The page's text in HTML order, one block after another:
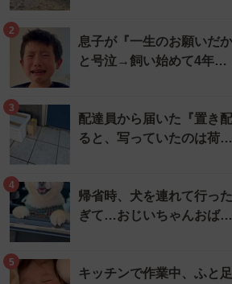
2
息子が『一生のお願いだ
と号泣→飼い始めて4年…
3
配達員から届いた『置き
ると、写っていたのは荷…
4
帰省時、犬を連れて行っ
ぎて…おじいちゃんおば…
5
キッチンで作業中、ふと